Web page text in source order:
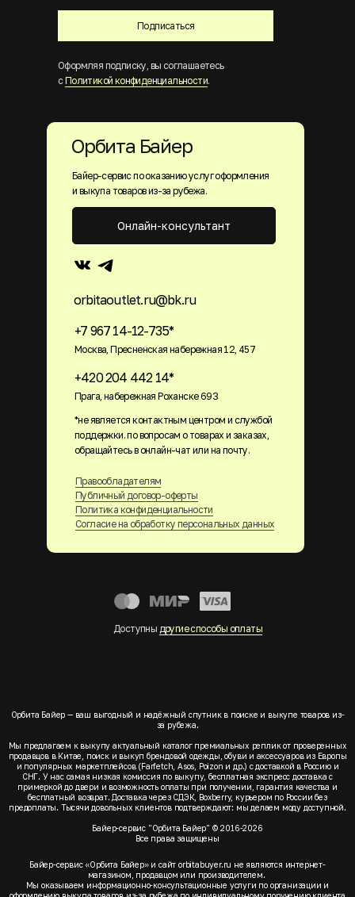
Подписаться
Оформляя подписку, вы соглашаетесь
с Политикой конфиденциальности.
Байер-сервис по оказанию услуг оформления
и выкупа товаров из-за рубежа.
+7 967 14-12-735*
Москва, Пресненская набережная 12, 457
+420 204 442 14*
Прага, набережная Роханске 693
orbitaoutlet.ru@bk.ru
Правообладателям
Публичный договор-оферты
Политика конфиденциальности
Согласие на обработку персональных данных
Онлайн-консультант
Орбита Байер
Доступны другие способы оплаты
*не является контактным центром и службой
поддержки. по вопросам о товарах и заказах,
обращайтесь в онлайн-чат или на почту.
Орбита Байер — ваш выгодный и надёжный спутник в поиске и выкупе товаров из-
за рубежа.
Мы предлагаем к выкупу актуальный каталог премиальных реплик от проверенных
продавцов в Китае, поиск и выкуп брендовой одежды, обуви и аксессуаров из Европы
и популярных маркетплейсов (Farfetch, Asos, Poizon и др.) с доставкой в Россию и
СНГ. У нас самая низкая комиссия по выкупу, бесплатная экспресс доставка с
примеркой до двери и возможность оплаты при получении, гарантия качества и
бесплатный возврат. Доставка через СДЭК, Boxberry, курьером по России без
предоплаты. Тысячи довольных клиентов подтверждают: мы делаем моду доступной.
Байер-сервис "Орбита Байер" © 2016-2026
Все права защищены
Байер-сервис «Орбита Байер» и сайт orbitabuyer.ru не являются интернет-
магазином, продавцом или производителем.
Мы оказываем информационно-консультационные услуги по организации и